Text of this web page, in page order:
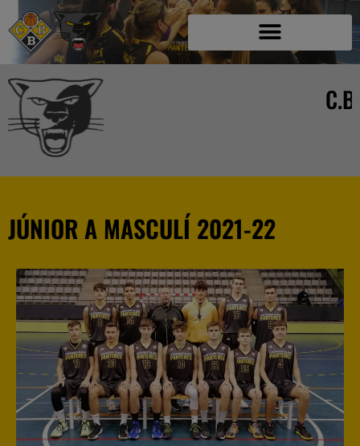
JÚNIOR A MASCULÍ 2021-22